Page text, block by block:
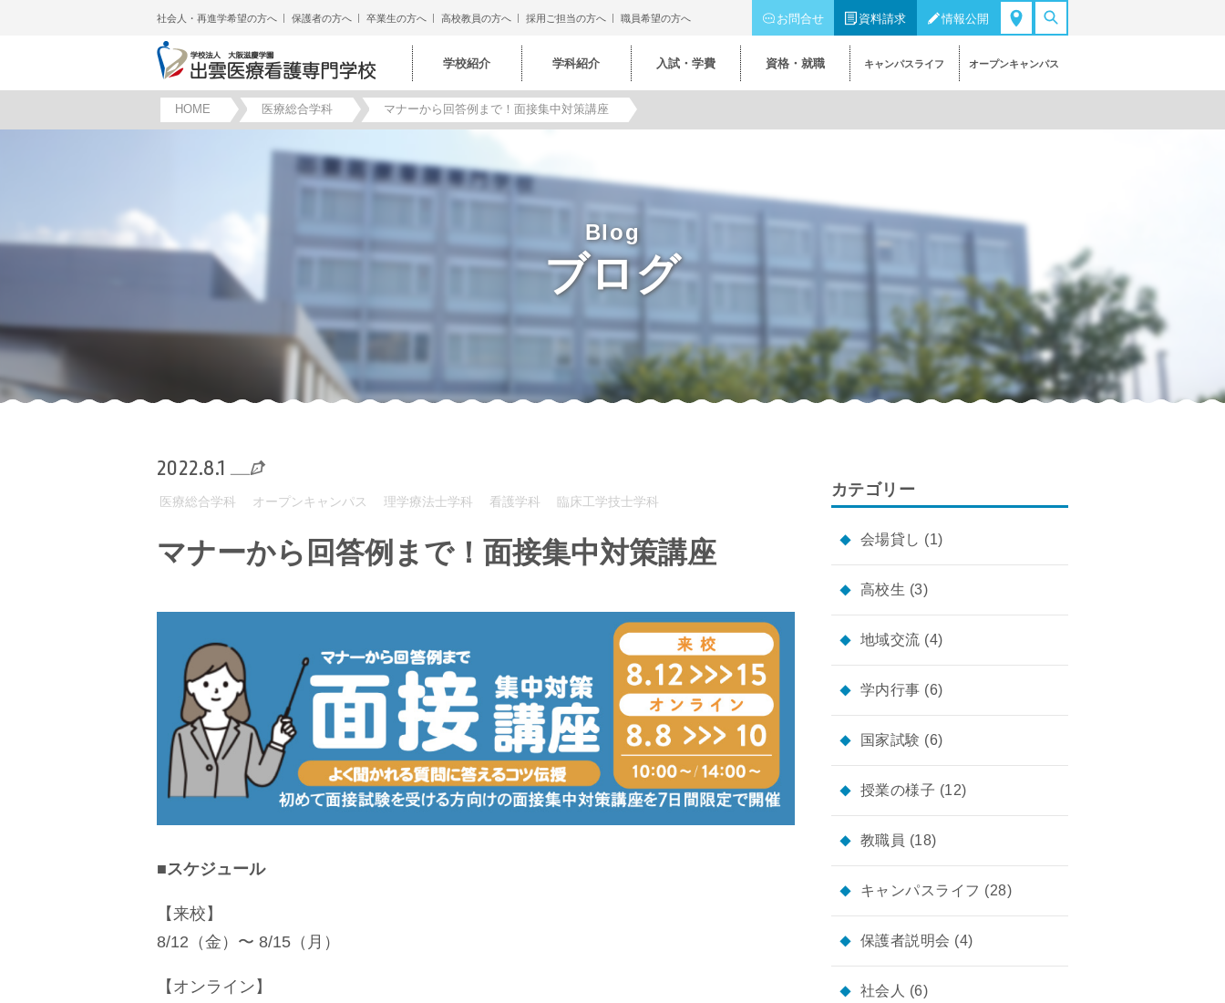
社会人・再進学希望の方へ 保護者の方へ 卒業生の方へ 高校教員の方へ 採用ご担当の方へ 職員希望の方へ お問合せ 資料請求 情報公開
学校紹介 学科紹介 入試・学費 資格・就職 キャンパスライフ オープンキャンパス
HOME 医療総合学科 マナーから回答例まで！面接集中対策講座
Blog
ブログ
2022.8.1
医療総合学科 オープンキャンパス 理学療法士学科 看護学科 臨床工学技士学科
マナーから回答例まで！面接集中対策講座
■スケジュール
【来校】
8/12（金）〜 8/15（月）
【オンライン】
カテゴリー
会場貸し (1)
高校生 (3)
地域交流 (4)
学内行事 (6)
国家試験 (6)
授業の様子 (12)
教職員 (18)
キャンパスライフ (28)
保護者説明会 (4)
社会人 (6)